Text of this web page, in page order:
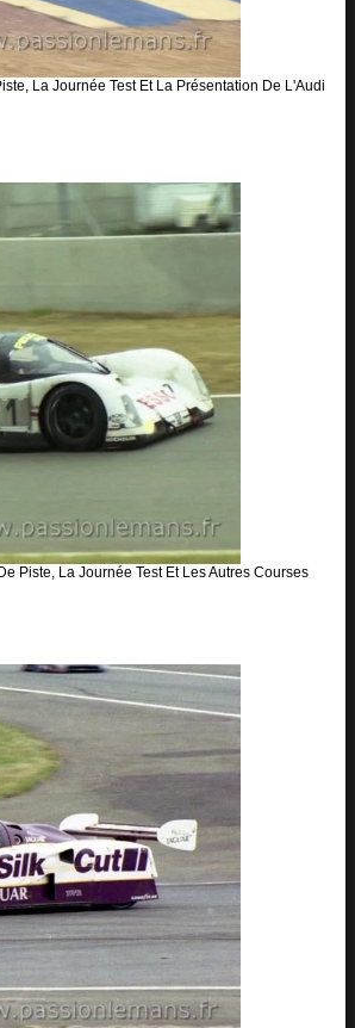
La Journée Test Et La Présentation De L'Audi
Piste, La Journée Test Et Les Autres Courses